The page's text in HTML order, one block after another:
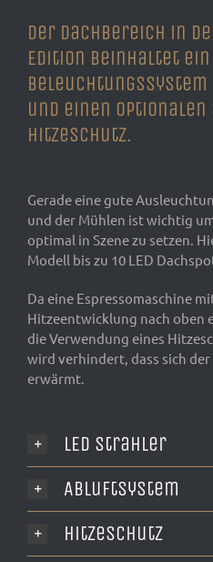
Der Dachbereich in
Edition beinhaltet ein
und einen
Hitzeschutz.
Gerade eine gute
und der Mühlen ist wichtig
optimal in Szene zu setzen.
Modell bis zu 10 LED
Da eine Espressomaschine
Hitzeentwicklung nach
die Verwendung eines
wird verhindert, dass sich
erwärmt.
LED Strahler
Abluftsystem
Hitzeschutz